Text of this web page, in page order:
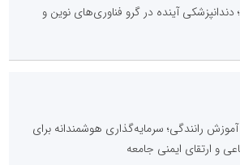
دندانپزشکی آینده در گرو فناوری‌های نوین و
رانندگی؛ سرمایه‌گذاری هوشمندانه برای
و ارتقای ایمنی جامعه